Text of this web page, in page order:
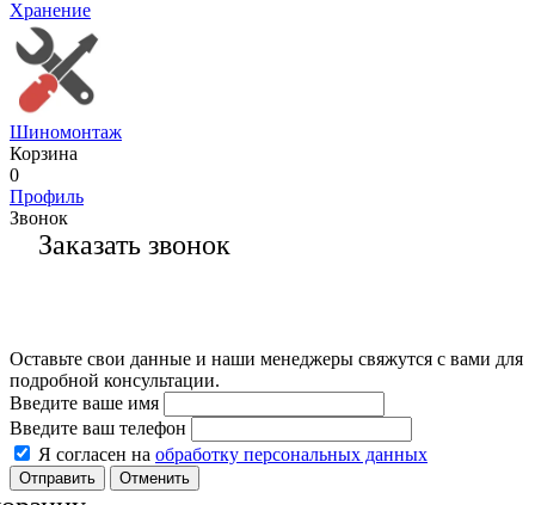
Хранение
Шиномонтаж
Корзина
0
Профиль
Звонок
Заказать звонок
Оставьте свои данные и наши менеджеры свяжутся с вами для
подробной консультации.
Введите ваше имя
Введите ваш телефон
Я согласен на обработку персональных данных
Отменить